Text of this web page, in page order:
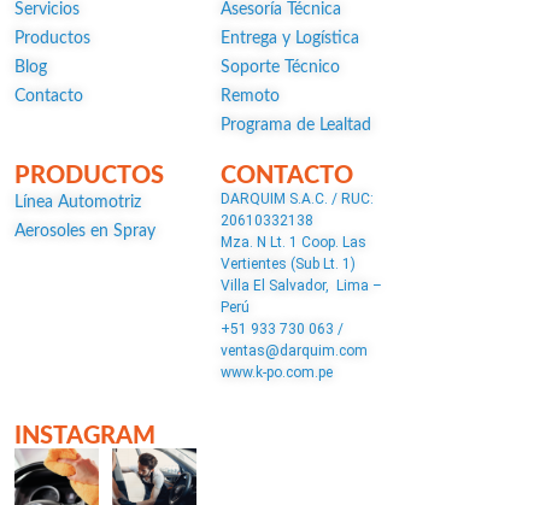
Servicios
Productos
Blog
Contacto
Asesoría Técnica
Entrega y Logística
Soporte Técnico
Remoto
Programa de Lealtad
PRODUCTOS
Línea Automotriz
Aerosoles en Spray
CONTACTO
DARQUIM S.A.C. / RUC:
20610332138
Mza. N Lt. 1 Coop. Las
Vertientes (Sub Lt. 1)
Villa El Salvador, Lima –
Perú
+51 933 730 063 /
ventas@darquim.com
www.k-po.com.pe
INSTAGRAM